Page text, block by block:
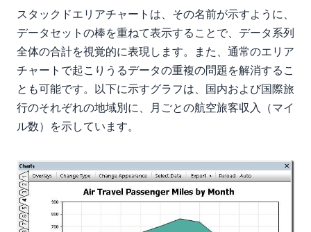
スタックドエリアチャートは、その名前が示すように、
データセットの棒を重ねて表示することで、データ系列
全体の合計を視覚的に表現します。また、通常のエリア
チャートで起こりうるデータの重複の問題を解消するこ
とも可能です。以下に示すグラフは、国内および国際旅
行のそれぞれの地域別に、月ごとの航空旅客収入（マイ
ル数）を示しています。